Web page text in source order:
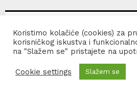
Samir Ruznicon“Konzularni
Klagenfurtu, Innsbrucku i
Koristimo kolačiće (cookies) za
korisničkog iskustva i
na "Slažem se" pristajete na
Cookie settings Slažem se